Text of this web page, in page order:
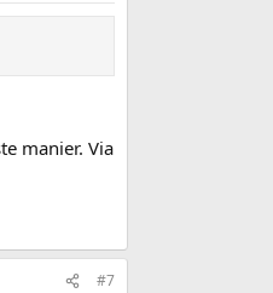
manier. Via
#7